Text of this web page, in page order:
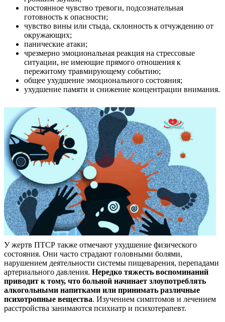
постоянное чувство тревоги, подсознательная
готовность к опасности;
чувство вины или стыда, склонность к отчуждению от
окружающих;
панические атаки;
чрезмерно эмоциональная реакция на стрессовые
ситуации, не имеющие прямого отношения к
пережитому травмирующему событию;
общее ухудшение эмоционального состояния;
ухудшение памяти и снижение концентрации внимания.
У жертв ПТСР также отмечают ухудшение физического
состояния. Они часто страдают головными болями,
нарушением деятельности системы пищеварения, перепадами
артериального давления. Нередко тяжесть воспоминаний
приводит к тому, что больной начинает злоупотреблять
алкогольными напитками или принимать различные
психотропные вещества. Изучением симптомов и лечением
расстройства занимаются психиатр и психотерапевт.